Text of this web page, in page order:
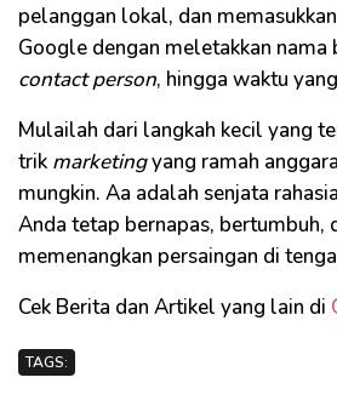
pelanggan lokal, dan
Google dengan meletakkan nama
contact person, hingga waktu
Mulailah dari langkah kecil yang
trik marketingyang ramah
mungkin. Aa adalah senjata
Anda tetap bernapas, bertumbuh,
memenangkan persaingan di
Cek Berita dan Artikel yang lain di
TAGS: